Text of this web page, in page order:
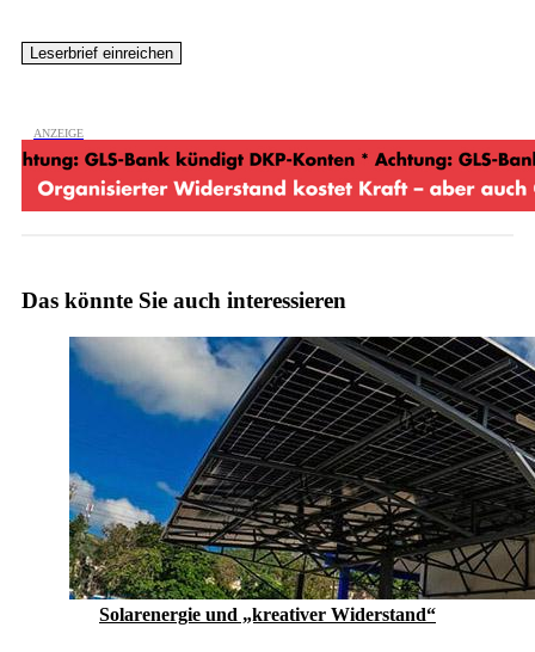
Das könnte Sie auch interessieren
Solarenergie und „kreativer Widerstand“